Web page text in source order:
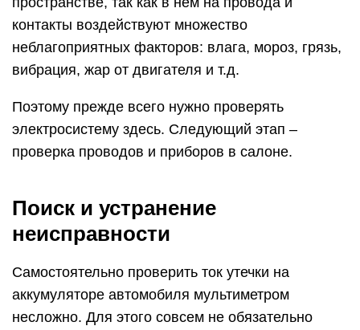
контакты воздействуют множество
неблагоприятных факторов: влага, мороз, грязь,
вибрация, жар от двигателя и т.д.
Поэтому прежде всего нужно проверять
электросистему здесь. Следующий этап –
проверка проводов и приборов в салоне.
Поиск и устранение
неисправности
Самостоятельно проверить ток утечки на
аккумуляторе автомобиля мультиметром
несложно. Для этого совсем не обязательно